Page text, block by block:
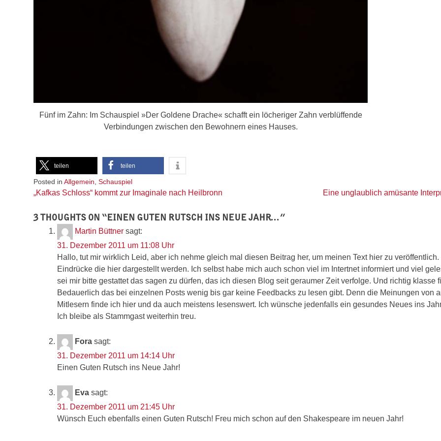
Fünf im Zahn: Im Schauspiel »Der Goldene Drache« schafft ein löcheriger Zahn verblüffende
Verbindungen zwischen den Bewohnern eines Hauses.
teilen teilen
Posted in Allgemein Schauspiel
Beitragsnavigation
„Kafkas Schloss“ kommt zur Imaginale nach Heilbronn Eine unglaublich amüsante
3 THOUGHTS ON “EINEN GUTEN RUTSCH INS NEUE JAHR…”
Martin Büttner sagt:
31. Dezember 2011 um 11:08 Uhr
Hallo, tut mir wirklich Leid, aber ich nehme gleich mal diesen Beitrag her, um meinen Text hier zu veröffentlich.
Eindrücke die hier dargestellt werden. Ich selbst habe mich auch schon viel im Intertnet informiert und viel
sei mir bitte gestattet das sagen zu dürfen, das ich diesen Blog seit geraumer Zeit verfolge. Und richtig klasse
Bedauerlich das bei einzelnen Posts wenig bis gar keine Feedbacks zu lesen gibt. Denn die Meinungen von
Mitlesern finde ich hier und da auch meistens lesenswert. Ich wünsche jedenfalls ein gesundes Neues ins
Ich bleibe als Stammgast weiterhin treu.
Fora sagt:
31. Dezember 2011 um 14:14 Uhr
Einen Guten Rutsch ins Neue Jahr!
Eva sagt:
31. Dezember 2011 um 21:45 Uhr
Wünsch Euch ebenfalls einen Guten Rutsch! Freu mich schon auf den Shakespeare im neuen Jahr!